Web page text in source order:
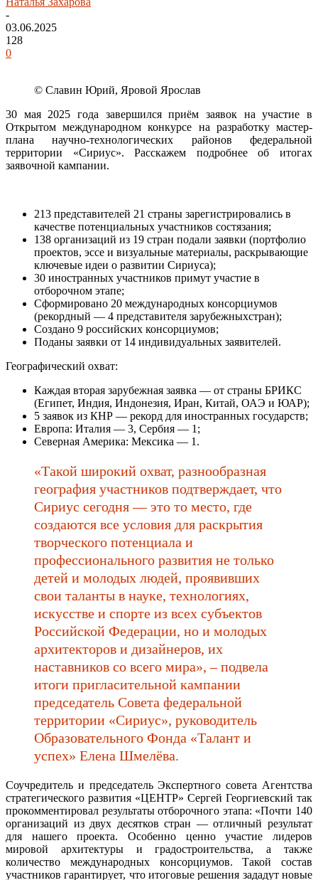
-
03.06.2025
128
0
© Славин Юрий, Яровой Ярослав
30 мая 2025 года завершился приём заявок на участие в
Открытом международном конкурсе на разработку мастер-
плана научно-технологических районов федеральной
территории «Сириус». Расскажем подробнее об итогах
заявочной кампании.
213 представителей 21 страны зарегистрировались в
качестве потенциальных участников состязания;
138 организаций из 19 стран подали заявки (портфолио
проектов, эссе и визуальные материалы, раскрывающие
ключевые идеи о развитии Сириуса);
30 иностранных участников примут участие в
отборочном этапе;
Сформировано 20 международных консорциумов
(рекордный — 4 представителя зарубежныхстран);
Создано 9 российских консорциумов;
Поданы заявки от 14 индивидуальных заявителей.
Географический охват:
Каждая вторая зарубежная заявка — от страны БРИКС
(Египет, Индия, Индонезия, Иран, Китай, ОАЭ и ЮАР);
5 заявок из КНР — рекорд для иностранных государств;
Европа: Италия — 3, Сербия — 1;
Северная Америка: Мексика — 1.
«Такой широкий охват, разнообразная
география участников подтверждает, что
Сириус сегодня — это то место, где
создаются все условия для раскрытия
творческого потенциала и
профессионального развития не только
детей и молодых людей, проявивших
свои таланты в науке, технологиях,
искусстве и спорте из всех субъектов
Российской Федерации, но и молодых
архитекторов и дизайнеров, их
наставников со всего мира», – подвела
итоги пригласительной кампании
председатель Совета федеральной
территории «Сириус», руководитель
Образовательного Фонда «Талант и
успех» Елена Шмелёва.
Соучредитель и председатель Экспертного совета Агентства
стратегического развития «ЦЕНТР» Сергей Георгиевский так
прокомментировал результаты отборочного этапа: «Почти 140
организаций из двух десятков стран — отличный результат
для нашего проекта. Особенно ценно участие лидеров
мировой архитектуры и градостроительства, а также
количество международных консорциумов. Такой состав
участников гарантирует, что итоговые решения зададут новые